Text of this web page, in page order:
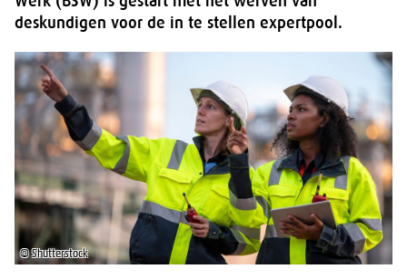
deskundigen voor de in te stellen expertpool.
© Shutterstock